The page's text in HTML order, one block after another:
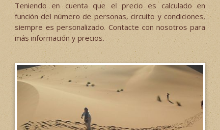
Teniendo en cuenta que el precio es calculado en
función del número de personas, circuito y condiciones,
siempre es personalizado. Contacte con nosotros para
más información y precios.